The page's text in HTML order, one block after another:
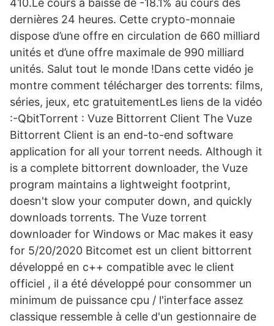
410.Le cours a baissé de -18.1% au cours des
dernières 24 heures. Cette crypto-monnaie
dispose d’une offre en circulation de 660 milliard
unités et d’une offre maximale de 990 milliard
unités. Salut tout le monde !Dans cette vidéo je
montre comment télécharger des torrents: films,
séries, jeux, etc gratuitementLes liens de la vidéo
:-QbitTorrent : Vuze Bittorrent Client The Vuze
Bittorrent Client is an end-to-end software
application for all your torrent needs. Although it
is a complete bittorrent downloader, the Vuze
program maintains a lightweight footprint,
doesn't slow your computer down, and quickly
downloads torrents. The Vuze torrent
downloader for Windows or Mac makes it easy
for 5/20/2020 Bitcomet est un client bittorrent
développé en c++ compatible avec le client
officiel , il a été développé pour consommer un
minimum de puissance cpu / l'interface assez
classique ressemble à celle d'un gestionnaire de